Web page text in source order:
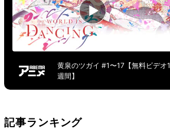
黄泉のツガイ #1〜17【無料ビデオ1
週間】
記事ランキング